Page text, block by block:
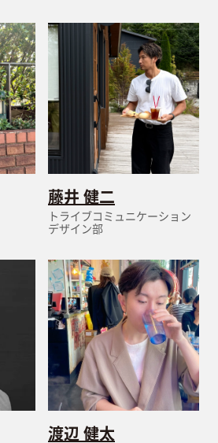
藤井 健二
トライブコミュニケーション
デザイン部
渡辺 健太